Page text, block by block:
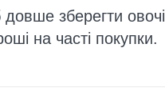
зберегти овочі
на часті покупки.